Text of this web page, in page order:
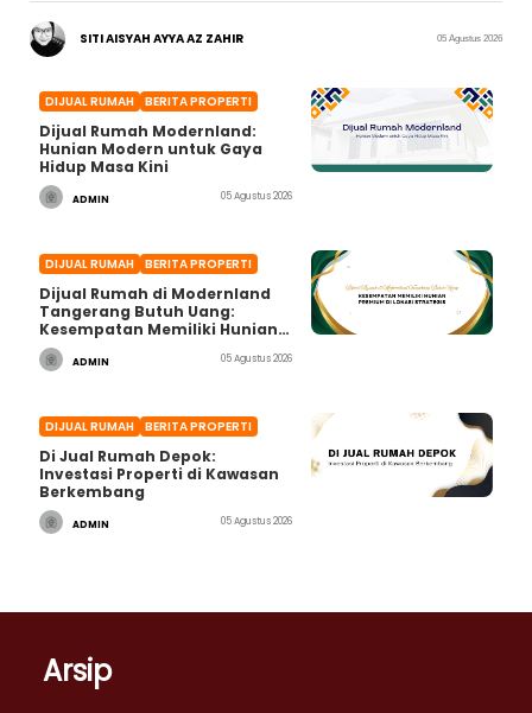
SITI AISYAH AYYA AZ ZAHIR 05 Agustus 2026
DIJUAL RUMAH BERITA PROPERTI
Dijual Rumah Modernland:
Hunian Modern untuk Gaya
Hidup Masa Kini
ADMIN 05 Agustus 2026
DIJUAL RUMAH BERITA PROPERTI
Dijual Rumah di Modernland
Tangerang Butuh Uang:
Kesempatan Memiliki Hunian
Premium di Lokasi Strategis
ADMIN 05 Agustus 2026
DIJUAL RUMAH BERITA PROPERTI
Di Jual Rumah Depok:
Investasi Properti di Kawasan
Berkembang
ADMIN 05 Agustus 2026
Arsip